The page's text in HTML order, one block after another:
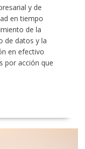
y de
en tiempo
de la
de datos y la
en efectivo
por acción que